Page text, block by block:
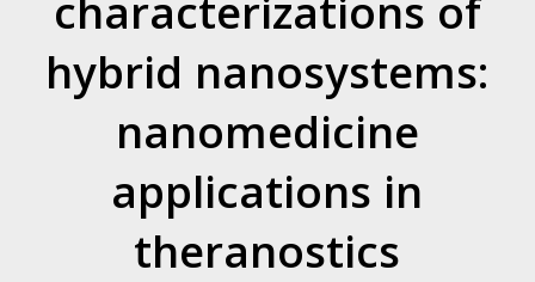
hybrid nanosystems:
nanomedicine
applications in
theranostics